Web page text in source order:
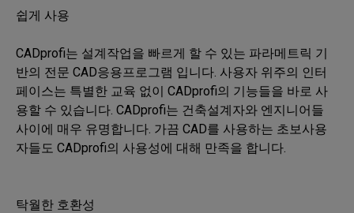
쉽게 사용
CADprofi는 설계작업을 빠르게 할 수 있는 파라메트릭 기
반의 전문 CAD응용프로그램 입니다. 사용자 위주의 인터
페이스는 특별한 교육 없이 CADprofi의 기능들을 바로 사
용할 수 있습니다. CADprofi는 건축설계자와 엔지니어들
사이에 매우 유명합니다. 가끔 CAD를 사용하는 초보사용
자들도 CADprofi의 사용성에 대해 만족을 합니다.
탁월한 호환성